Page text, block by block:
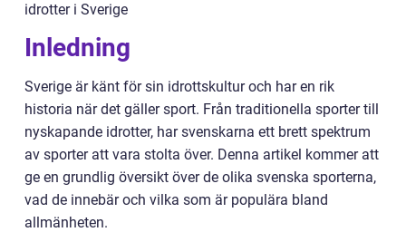
idrotter i Sverige
Inledning
Sverige är känt för sin idrottskultur och har en rik
historia när det gäller sport. Från traditionella sporter till
nyskapande idrotter, har svenskarna ett brett spektrum
av sporter att vara stolta över. Denna artikel kommer att
ge en grundlig översikt över de olika svenska sporterna,
vad de innebär och vilka som är populära bland
allmänheten.